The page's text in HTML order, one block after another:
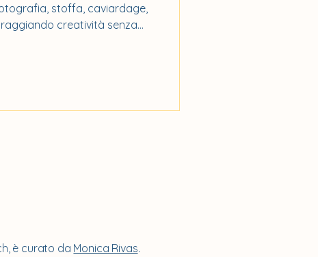
stoffa, caviardage,
creatività senza
è curato da Monica Rivas.